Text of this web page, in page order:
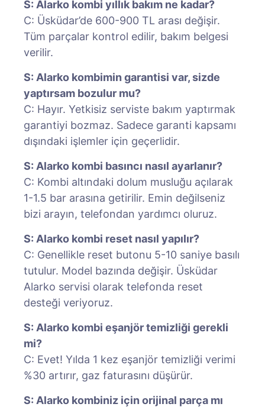
S: Alarko kombi yıllık bakım ne kadar?
C: Üsküdar’de 600-900 TL arası değişir.
Tüm parçalar kontrol edilir, bakım belgesi
verilir.
S: Alarko kombimin garantisi var, sizde
yaptırsam bozulur mu?
C: Hayır. Yetkisiz serviste bakım yaptırmak
garantiyi bozmaz. Sadece garanti kapsamı
dışındaki işlemler için geçerlidir.
S: Alarko kombi basıncı nasıl ayarlanır?
C: Kombi altındaki dolum musluğu açılarak
1-1.5 bar arasına getirilir. Emin değilseniz
bizi arayın, telefondan yardımcı oluruz.
S: Alarko kombi reset nasıl yapılır?
C: Genellikle reset butonu 5-10 saniye basılı
tutulur. Model bazında değişir. Üsküdar
Alarko servisi olarak telefonda reset
desteği veriyoruz.
S: Alarko kombi eşanjör temizliği gerekli
mi?
C: Evet! Yılda 1 kez eşanjör temizliği verimi
%30 artırır, gaz faturasını düşürür.
S: Alarko kombiniz için orijinal parça mı